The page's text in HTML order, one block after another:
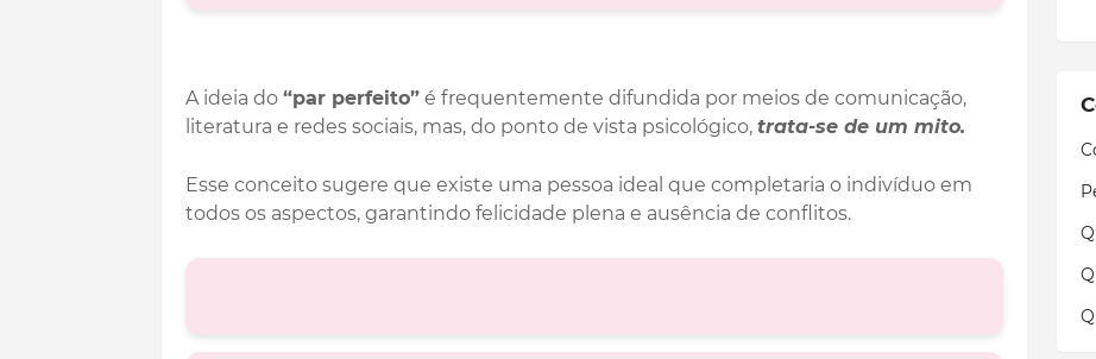
A ideia do “par perfeito”é frequentemente difundida por meios de comunicação,
literatura e redes sociais, mas, do ponto de vista psicológico, trata-se de um mito.
Esse conceito sugere que existe uma pessoa ideal que completaria o indivíduo em
todos os aspectos, garantindo felicidade plena e ausência de conflitos.